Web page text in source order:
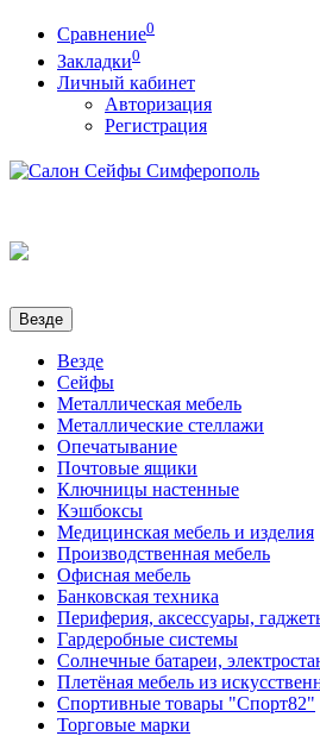
Сравнение0
Закладки0
Личный кабинет
Авторизация
Регистрация
Везде
Везде
Сейфы
Металлическая мебель
Металлические стеллажи
Опечатывание
Почтовые ящики
Ключницы настенные
Кэшбоксы
Медицинская мебель и изделия
Производственная мебель
Офисная мебель
Банковская техника
Периферия, аксессуары,
Гардеробные системы
Солнечные батареи,
Плетёная мебель из
Спортивные товары "Спорт82"
Торговые марки